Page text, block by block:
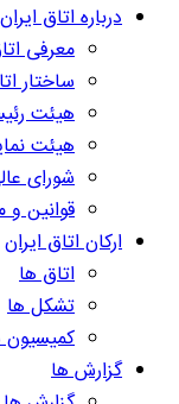
درباره اتاق ایران
معرفی
ساختار
هیئت
هیئت
شورای
قوانین و
ارکان اتاق ایران
اتاق ها
تشکل ها
کمیسیون
گزارش ها